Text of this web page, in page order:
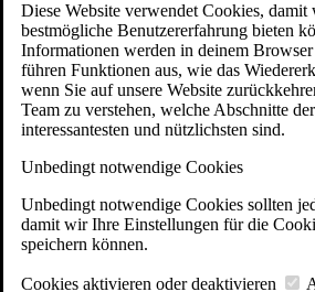
Diese Website verwendet Cookies,
bestmögliche Benutzererfahrung bieten
Informationen werden in deinem Browser
führen Funktionen aus, wie das
wenn Sie auf unsere Website
Team zu verstehen, welche Abschnitte
interessantesten und nützlichsten sind.
Unbedingt notwendige Cookies
Unbedingt notwendige Cookies sollten
damit wir Ihre Einstellungen für die
speichern können.
Cookies aktivieren oder deaktivieren